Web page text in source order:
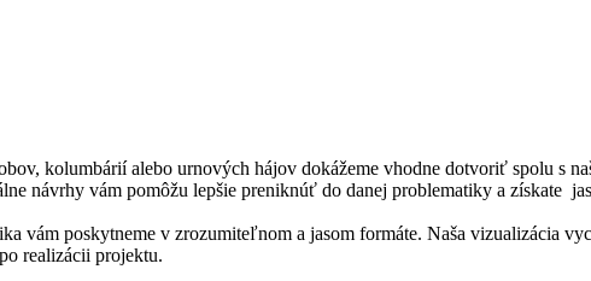
kolumbárií alebo urnových hájov dokážeme vhodne dotvoriť spolu s
návrhy vám pomôžu lepšie preniknúť do danej problematiky a získate
vám poskytneme v zrozumiteľnom a jasom formáte. Naša vizualizácia
realizácii projektu.